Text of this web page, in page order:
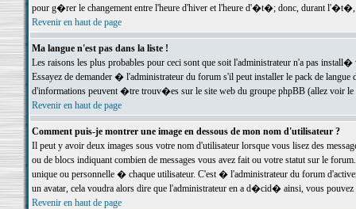
pour g�rer le changement entre l'heure d'hiver et l'heure d'�t�; donc, durant
Revenir en haut de page
Ma langue n'est pas dans la liste !
Les raisons les plus probables pour ceci sont que soit l'administrateur n'a pas
Essayez de demander � l'administrateur du forum s'il peut installer le pack de
d'informations peuvent �tre trouv�es sur le site web du groupe phpBB (allez voir le
Revenir en haut de page
Comment puis-je montrer une image en dessous de mon nom d'utilisateur ?
Il peut y avoir deux images sous votre nom d'utilisateur lorsque vous lisez des
ou de blocs indiquant combien de messages vous avez fait ou votre statut sur le
unique ou personnelle � chaque utilisateur. C'est � l'administrateur du forum
un avatar, cela voudra alors dire que l'administrateur en a d�cid� ainsi, vous
Revenir en haut de page